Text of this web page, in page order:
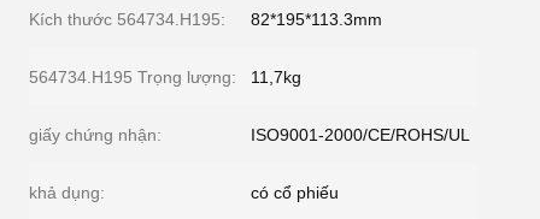
Kích thước 564734.H195: 82*195*113.3mm
564734.H195 Trọng lượng: 11,7kg
giấy chứng nhận: ISO9001-2000/CE/ROHS/UL
khả dụng: có cổ phiếu